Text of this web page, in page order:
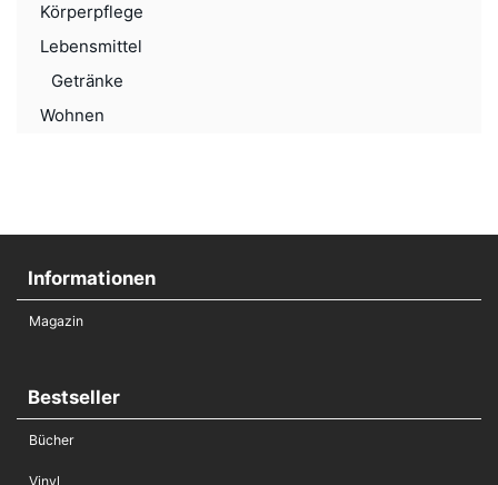
Körperpflege
Lebensmittel
Getränke
Wohnen
Informationen
Magazin
Bestseller
Bücher
Vinyl